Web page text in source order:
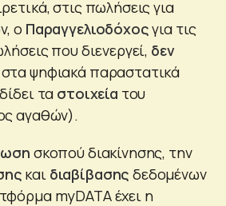
στις πωλήσεις για
ο Παραγγελιοδόχοςγια τις
που διενεργεί, δεν
στα ψηφιακά παραστατικά
τα στοιχεία του
αγαθών).
σκοπού διακίνησης, την
και διαβίβασης δεδομένων
myDATA έχει η